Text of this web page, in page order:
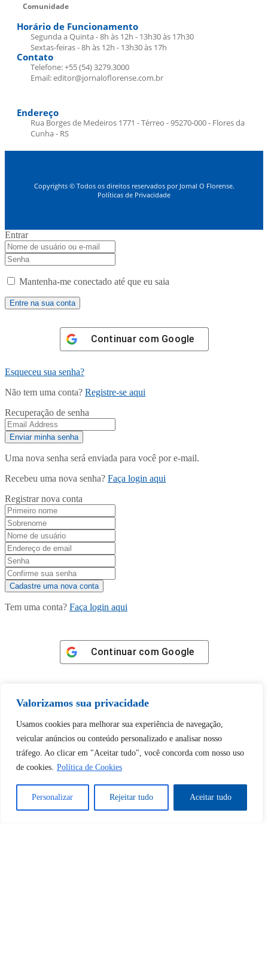
Valorizamos sua privacidade
Usamos cookies para melhorar sua experiência de navegação,
veicular anúncios ou conteúdo personalizado e analisar nosso
tráfego. Ao clicar em "Aceitar tudo", você concorda com nosso uso
de cookies. Política de Cookies
Personalizar Rejeitar tudo Aceitar tudo
Comunidade
Horário de Funcionamento
Segunda a Quinta - 8h às 12h - 13h30 às 17h30
Sextas-feiras - 8h às 12h - 13h30 às 17h
Contato
Telefone: +55 (54) 3279.3000
Email: editor@jornaloflorense.com.br
Endereço
Rua Borges de Medeiros 1771 - Térreo - 95270-000 - Flores da
Cunha - RS
Copyrights © Todos os direitos reservados por Jornal O Florense.
Políticas de Privacidade
Entrar
Mantenha-me conectado até que eu saia
Continuar com Google
Esqueceu sua senha?
Não tem uma conta? Registre-se aqui
Recuperação de senha
Uma nova senha será enviada para você por e-mail.
Recebeu uma nova senha? Faça login aqui
Registrar nova conta
Tem uma conta? Faça login aqui
Continuar com Google
Tem certeza de que deseja
desbloquear esta publicação?
Desbloquear esquerda : 0